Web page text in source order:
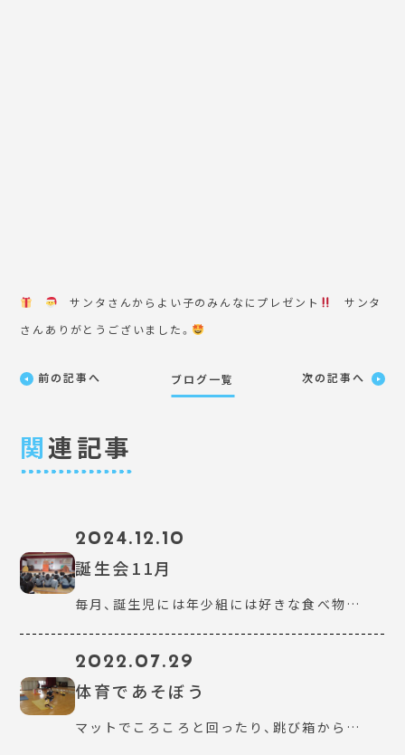
サンタさんからよい子のみんなにプレゼント
サンタ
さんありがとうございました。
前の記事へ ブログ一覧 次の記事へ
関連記事
2024.12.10
誕生会11月
毎月、誕生児には年少組には好きな食べ物…
2022.07.29
体育であそぼう
マットでころころと回ったり、跳び箱から…